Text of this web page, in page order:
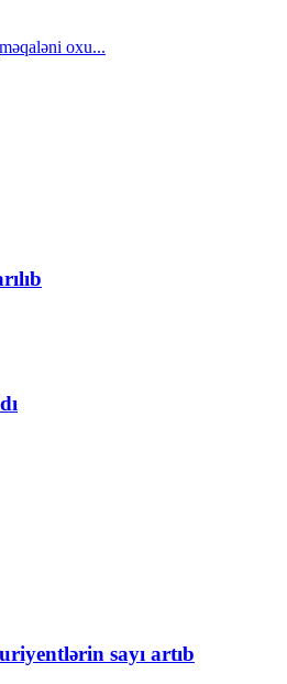
məqaləni oxu...
sayı artıb